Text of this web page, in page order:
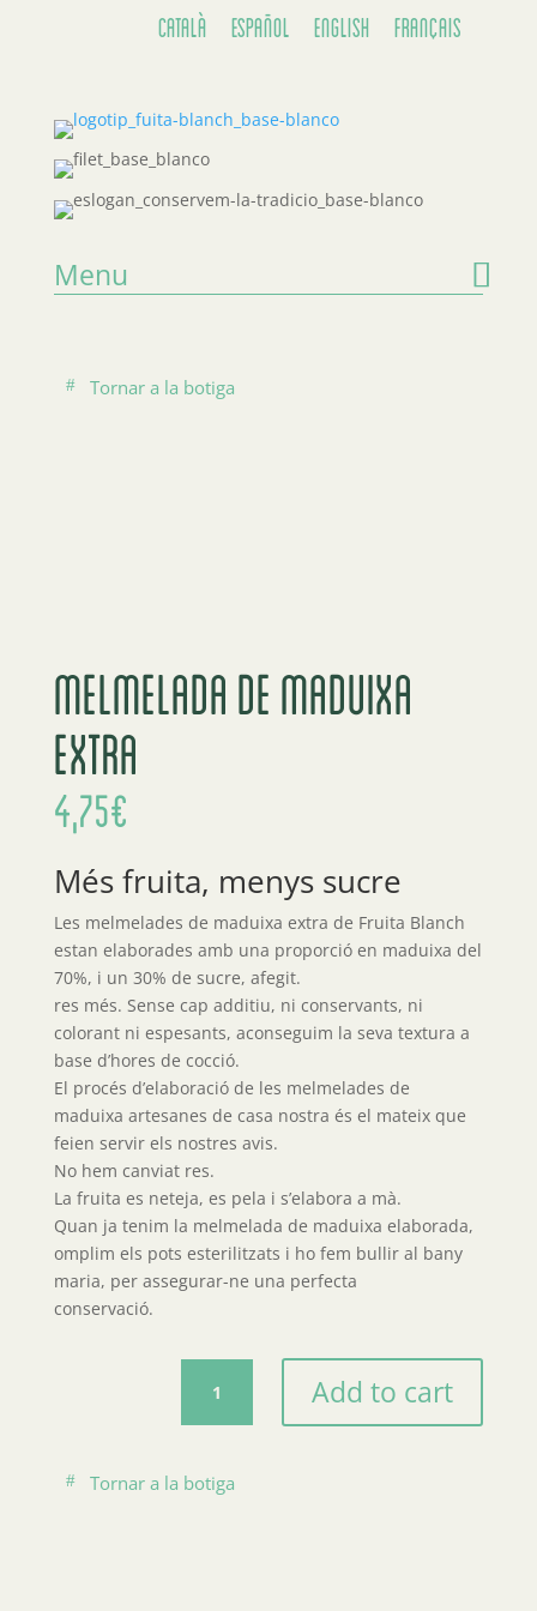
Català Español English Français
Menu
Tornar a la botiga
Melmelada de maduixa
extra
4,75€
Més fruita, menys sucre
Les melmelades de maduixa extra de Fruita Blanch
estan elaborades amb una proporció en maduixa del
70%, i un 30% de sucre, afegit.
res més. Sense cap additiu, ni conservants, ni
colorant ni espesants, aconseguim la seva textura a
base d’hores de cocció.
El procés d’elaboració de les melmelades de
maduixa artesanes de casa nostra és el mateix que
feien servir els nostres avis.
No hem canviat res.
La fruita es neteja, es pela i s’elabora a mà.
Quan ja tenim la melmelada de maduixa elaborada,
omplim els pots esterilitzats i ho fem bullir al bany
maria, per assegurar-ne una perfecta
conservació.
maduixa
quantity
Add to cart
Tornar a la botiga